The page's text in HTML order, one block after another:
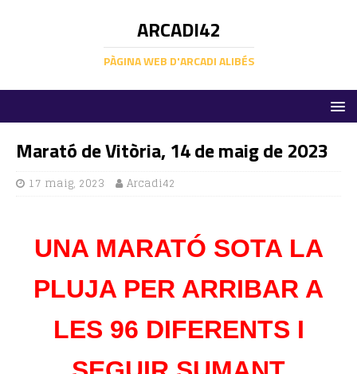
ARCADI42
PÀGINA WEB D'ARCADI ALIBÉS
Marató de Vitòria, 14 de maig de 2023
17 maig, 2023 Arcadi42
UNA MARATÓ SOTA LA
PLUJA PER ARRIBAR A
LES 96 DIFERENTS I